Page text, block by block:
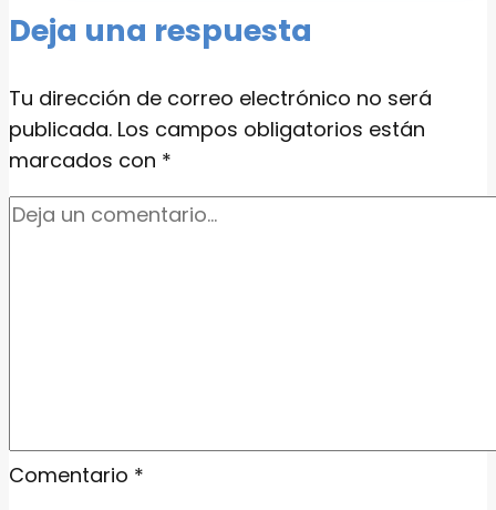
CHILE
Deja una respuesta
Tu dirección de correo electrónico no será
publicada. Los campos obligatorios están
marcados con *
Comentario *